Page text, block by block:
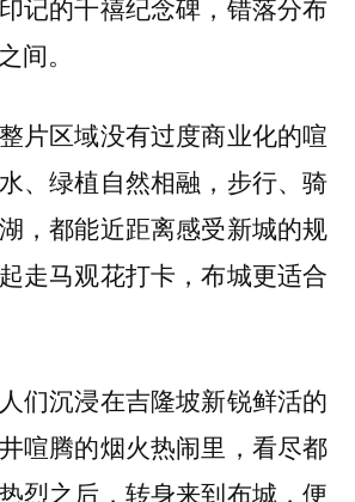
记的千禧纪念碑，错落分布
间。
片区域没有过度商业化的喧
、绿植自然相融，步行、骑
，都能近距离感受新城的规
走马观花打卡，布城更适合
们沉浸在吉隆坡新锐鲜活的
喧腾的烟火热闹里，看尽都
烈之后，转身来到布城，便